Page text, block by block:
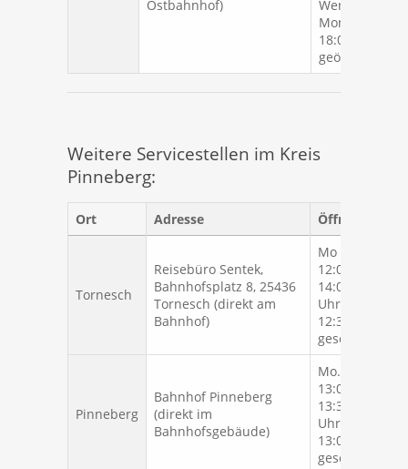
Ostbahnhof)
Werktagen im
Monat bis
18:00 Uhr
geöffnet.
Weitere Servicestellen im Kreis
Pinneberg:
Ort Adresse
Tornesch
Reisebüro Sentek,
Bahnhofsplatz 8, 25436
Tornesch (direkt am
Bahnhof)
Mo - Fr. 09:00 -
12:00 Uhr und
14:00 - 18:00
Uhr, Sa. 09:00
12:30 Uhr, So.
geschlossen
Pinneberg
Bahnhof Pinneberg
(direkt im
Bahnhofsgebäude)
Mo. - Fr. 09:00
13:00 Uhr und
13:30 - 17:00
Uhr, Sa. 08:00
13:00 Uhr, So.
geschlossen